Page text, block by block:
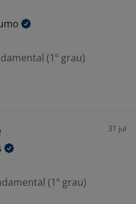
(1º grau)
31 jul
(1º grau)